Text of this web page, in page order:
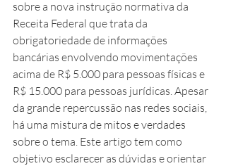
sobre a nova instrução normativa da
Receita Federal que trata da
obrigatoriedade de informações
bancárias envolvendo movimentações
acima de R$ 5.000 para pessoas físicas e
R$ 15.000 para pessoas jurídicas. Apesar
da grande repercussão nas redes sociais,
há uma mistura de mitos e verdades
sobre o tema. Este artigo tem como
objetivo esclarecer as dúvidas e orientar